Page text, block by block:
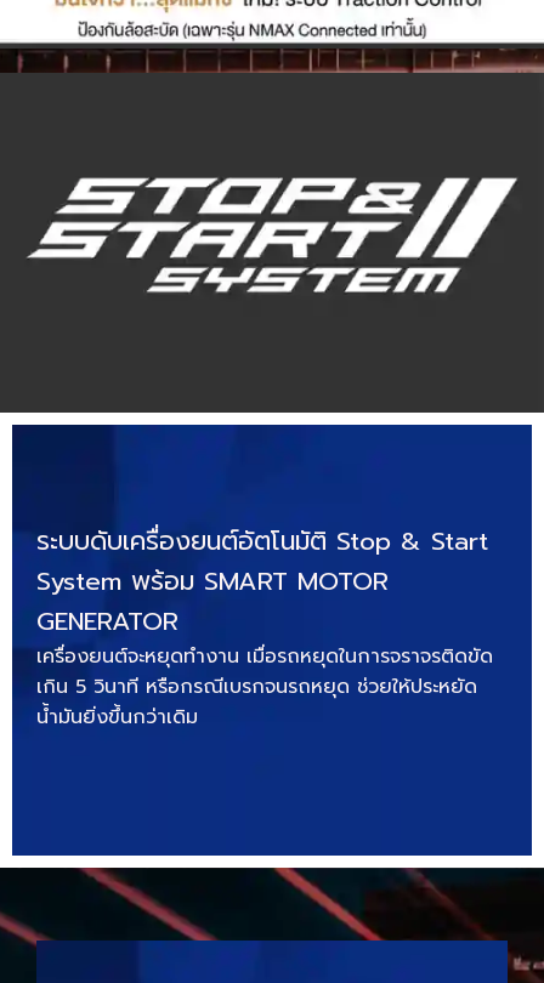
ระบบดับเครื่องยนต์อัตโนมัติ Stop & Start
System พร้อม SMART MOTOR
GENERATOR
เครื่องยนต์จะหยุดทำงาน เมื่อรถหยุดในการจราจรติดขัด
เกิน 5 วินาที หรือกรณีเบรกจนรถหยุด ช่วยให้ประหยัด
น้ำมันยิ่งขึ้นกว่าเดิม